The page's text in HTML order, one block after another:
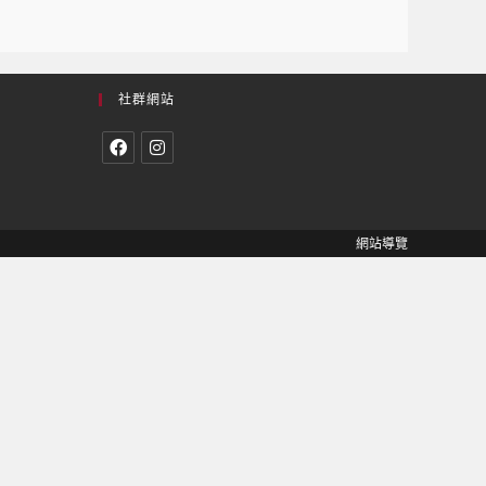
社群網站
網站導覽